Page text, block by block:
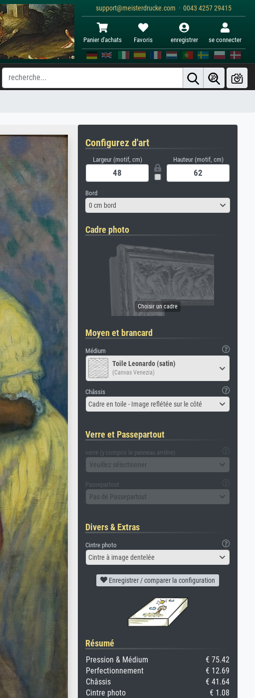
support@meisterdrucke.com · 0043 4257 29415
Panier d'achats Favoris enregistrer se connecter
Configurez d'art
Largeur (motif, cm) Hauteur (motif, cm)
Bord
0 cm bord
Cadre photo
Moyen et brancard
Médium
Toile Leonardo (satin)
(Canvas Venezia)
Châssis
Cadre en toile - Image reflétée sur le côté
Verre et Passepartout
verre (y compris le panneau arrière)
Veuillez sélectionner
Passepartout
Pas de Passepartout
Divers & Extras
Cintre photo
Cintre à image dentelée
Enregistrer / comparer la configuration
Résumé
Pression & Médium
€ 75.42
Perfectionnement
€ 12.69
Châssis
€ 41.64
Cintre photo
€ 1.08